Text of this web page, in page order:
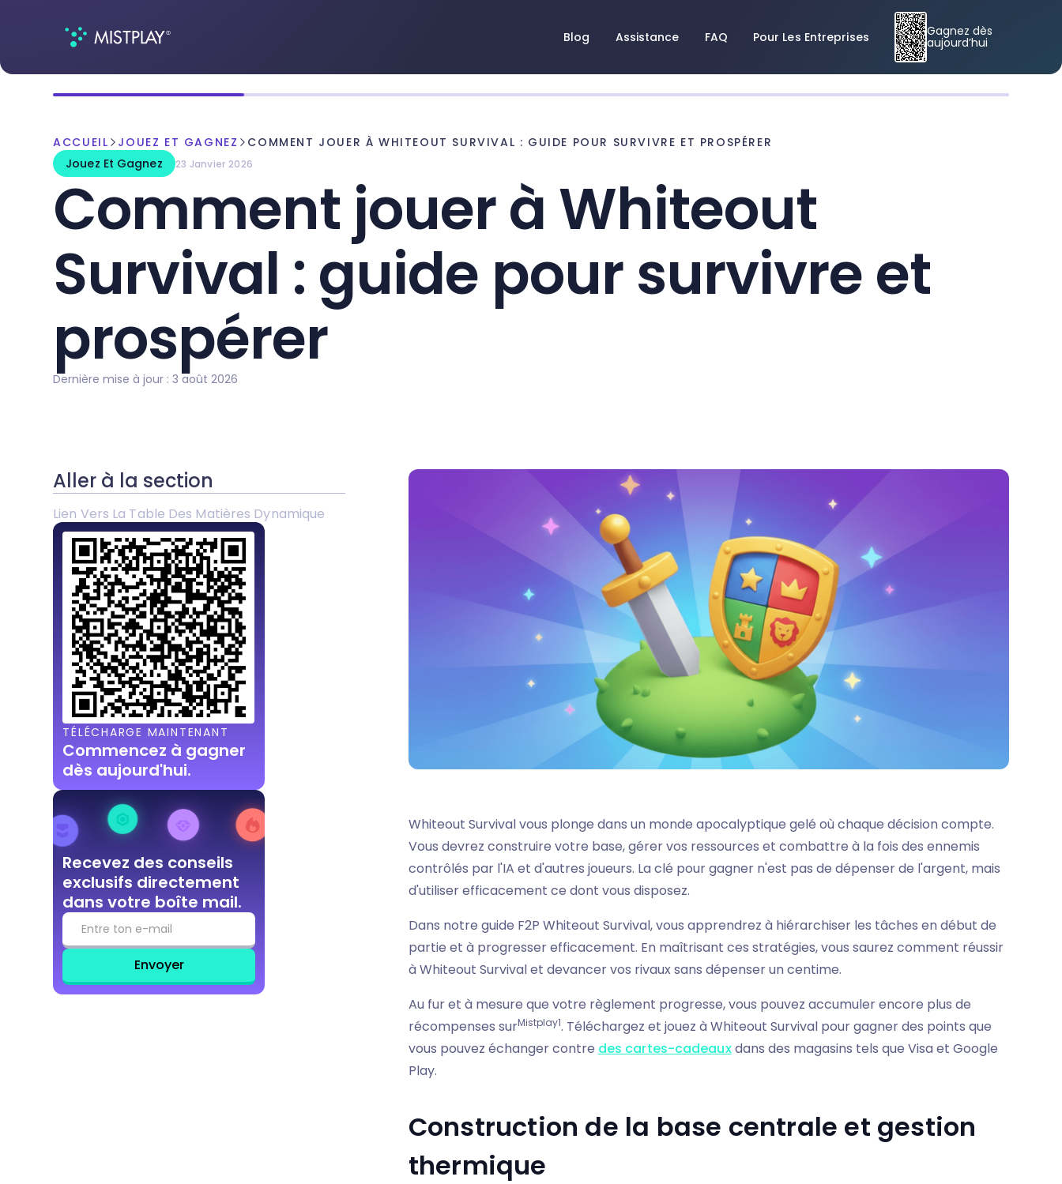
Blog Assistance FAQ Pour Les Entreprises Gagnez dès
aujourd’hui
ACCUEIL JOUEZ ET GAGNEZ
COMMENT JOUER À WHITEOUT SURVIVAL : GUIDE POUR SURVIVRE ET PROSPÉRER
Jouez Et Gagnez
23 Janvier 2026
Comment jouer à Whiteout
Survival : guide pour survivre et
prospérer
Dernière mise à jour : 3 août 2026
Aller à la section
Lien Vers La Table Des Matières Dynamique
TÉLÉCHARGE MAINTENANT
Commencez à gagner
dès aujourd'hui.
Recevez des conseils
exclusifs directement
dans votre boîte mail.
Whiteout Survival vous plonge dans un monde apocalyptique gelé où chaque décision compte.
Vous devrez construire votre base, gérer vos ressources et combattre à la fois des ennemis
contrôlés par l'IA et d'autres joueurs. La clé pour gagner n'est pas de dépenser de l'argent, mais
d'utiliser efficacement ce dont vous disposez.
Dans notre guide F2P Whiteout Survival, vous apprendrez à hiérarchiser les tâches en début de
partie et à progresser efficacement. En maîtrisant ces stratégies, vous saurez comment réussir
à Whiteout Survival et devancer vos rivaux sans dépenser un centime.
Au fur et à mesure que votre règlement progresse, vous pouvez accumuler encore plus de
récompenses surMistplay1. Téléchargez et jouez à Whiteout Survival pour gagner des points que
vous pouvez échanger contre des cartes-cadeauxdans des magasins tels que Visa et Google
Play.
Construction de la base centrale et gestion
thermique